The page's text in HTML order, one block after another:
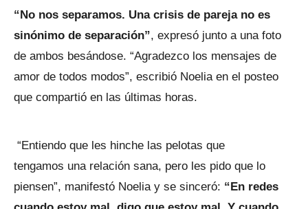
“No nos separamos. Una crisis de pareja no es
sinónimo de separación”, expresó junto a una foto
de ambos besándose. “Agradezco los mensajes de
amor de todos modos”, escribió Noelia en el posteo
que compartió en las últimas horas.
“Entiendo que les hinche las pelotas que
tengamos una relación sana, pero les pido que lo
piensen”, manifestó Noelia y se sinceró: “En redes